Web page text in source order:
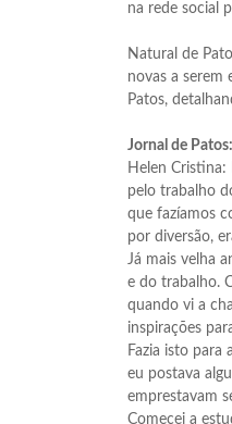
na rede social
Natural de
novas a serem
Patos,
Jornal de
Helen Cristina:
pelo trabalho
que fazíamos
por diversão,
Já mais velha
e do trabalho.
quando vi a
inspirações
Fazia isto
eu postava
emprestavam
Comecei a